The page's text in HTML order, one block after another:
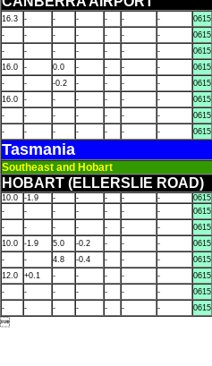
16.3 - - - - - - 0615
-
- - - - - - 0615
-
- - - - - - 0615
16.0
- 0.0 - - - - 0615
-
- -0.2 - - - - 0615
16.0
- - - - - - 0615
-
- - - - - - 0615
-
- - - - - - 0615
Tasmania
Southeast and Hobart
HOBART (ELLERSLIE ROAD)
10.0 -1.9 - - - - - 0615
-
- - - - - - 0615
-
- - - - - - 0615
10.0
-1.9 5.0 -0.2 - - - 0615
-
- 4.8 -0.4 - - - 0615
12.0
+0.1 - - - - - 0615
-
- - - - - - 0615
-
- - - - - - 0615
